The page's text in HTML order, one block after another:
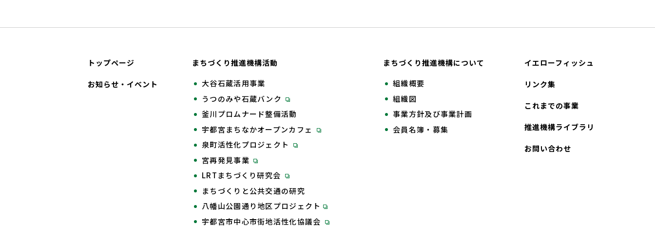
トップページ
お知らせ・イベント
まちづくり推進機構活動
大谷石蔵活用事業
うつのみや石蔵バンク
釜川プロムナード整備活動
宇都宮まちなかオープンカフェ
泉町活性化プロジェクト
宮再発見事業
LRTまちづくり研究会
まちづくりと公共交通の研究
八幡山公園通り地区プロジェクト
宇都宮市中心市街地活性化協議会
まちづくり推進機構について
組織概要
組織図
事業方針及び事業計画
会員名簿・募集
イエローフィッシュ
リンク集
これまでの事業
推進機構ライブラリ
お問い合わせ